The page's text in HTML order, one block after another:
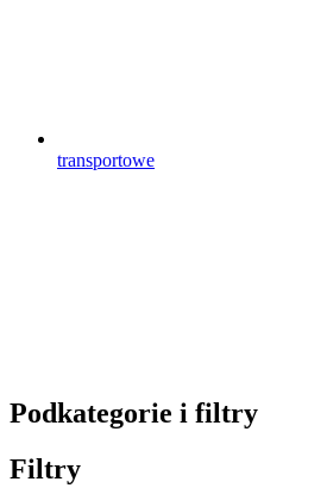
transportowe
Podkategorie i filtry
Filtry